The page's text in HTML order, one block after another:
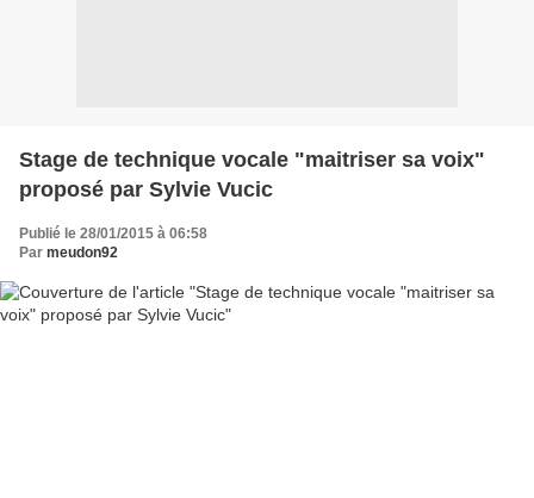
Stage de technique vocale "maitriser sa voix"
proposé par Sylvie Vucic
Publié le 28/01/2015 à 06:58
Par meudon92